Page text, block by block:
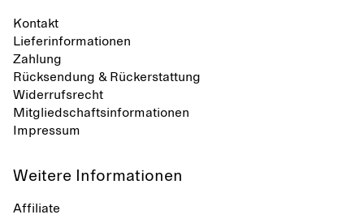
Kontakt
Lieferinformationen
Zahlung
Rücksendung & Rückerstattung
Widerrufsrecht
Mitgliedschaftsinformationen
Impressum
Weitere Informationen
Affiliate